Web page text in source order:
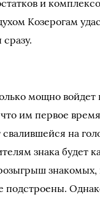
и
Козерогам
мощно войдет
им первое
на
знака будет
знакомых,
подстроены.